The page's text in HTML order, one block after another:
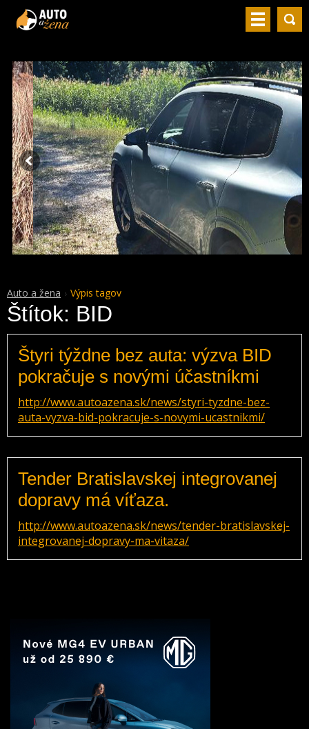
Auto a žena Výpis tagov
Štítok: BID
Štyri týždne bez auta: výzva BID
pokračuje s novými účastníkmi
http://www.autoazena.sk/news/styri-tyzdne-bez-
auta-vyzva-bid-pokracuje-s-novymi-ucastnikmi/
Tender Bratislavskej integrovanej
dopravy má víťaza.
http://www.autoazena.sk/news/tender-bratislavskej-
integrovanej-dopravy-ma-vitaza/